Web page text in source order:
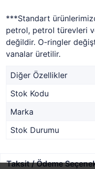
***Standart
petrol, petrol türevleri
değildir. O-ringler
vanalar üretilir.
Diğer Özellikler
Stok Kodu
Marka
Stok Durumu
Taksit / Ödeme